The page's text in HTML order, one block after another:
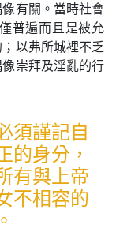
有關。當時社會
普遍而且是被允
以弗所城裡不乏
崇拜及淫亂的行
須謹記自
的身分，
有與上帝
不相容的